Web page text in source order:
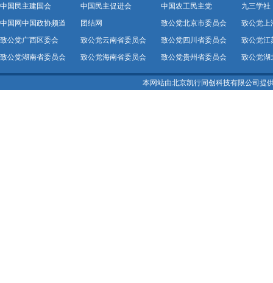
中国民主建国会
中国民主促进会 中国农工民主党
九三学社
中国网中国政协频道
团结网 致公党北京市委员会
致公党上
致公党广西区委会
致公党云南省委员会 致公党四川省委员会
致公党江
致公党湖南省委员会
致公党海南省委员会 致公党贵州省委员会 致公党湖
本网站由北京凯行同创科技有限公司提